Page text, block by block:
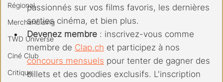
Régional
Merchandising
TWD Universe
Ciné Club
Critique
passionnés sur vos films favoris, les dernières
sorties cinéma, et bien plus.
Devenez membre : inscrivez-vous comme
membre de Clap.ch et participez à nos
concours mensuels pour tenter de gagner des
billets et des goodies exclusifs. L'inscription